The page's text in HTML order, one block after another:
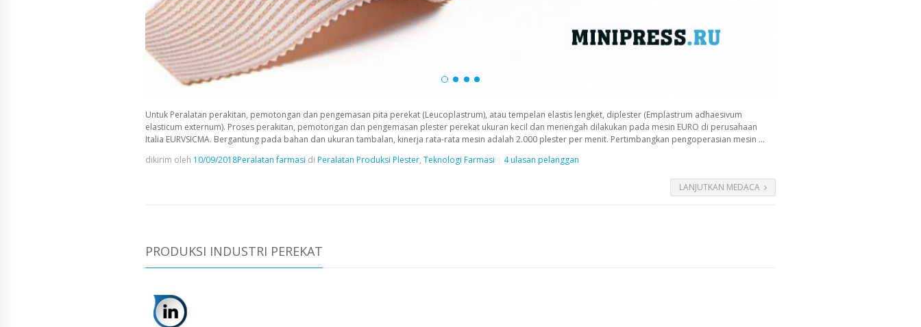
Untuk Peralatan perakitan, pemotongan dan pengemasan pita perekat (Leucoplastrum), atau tempelan elastis lengket, diplester (Emplastrum adhaesivum
elasticum externum). Proses perakitan, pemotongan dan pengemasan plester perekat ukuran kecil dan menengah dilakukan pada mesin EURO di perusahaan
Italia EURVSICMA. Bergantung pada bahan dan ukuran tambalan, kinerja rata-rata mesin adalah 2.000 plester per menit. Pertimbangkan pengoperasian mesin ...
dikirim oleh 10/09/2018Peralatan farmasi di Peralatan Produksi Plester, Teknologi Farmasi 4 ulasan pelanggan
LANJUTKAN MEDACA
PRODUKSI INDUSTRI PEREKAT